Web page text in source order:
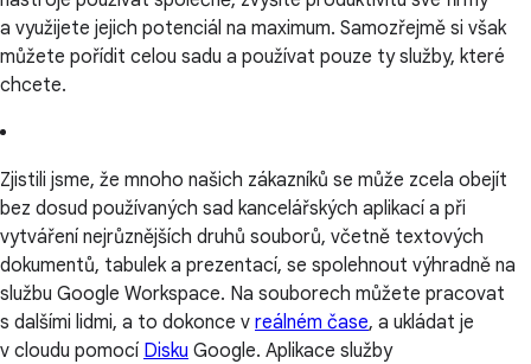
a využijete jejich potenciál na maximum. Samozřejmě si však
můžete pořídit celou sadu a používat pouze ty služby, které
chcete.
Zjistili jsme, že mnoho našich zákazníků se může zcela obejít
bez dosud používaných sad kancelářských aplikací a při
vytváření nejrůznějších druhů souborů, včetně textových
dokumentů, tabulek a prezentací, se spolehnout výhradně na
službu Google Workspace. Na souborech můžete pracovat
s dalšími lidmi, a to dokonce v reálném čase, a ukládat je
v cloudu pomocí Disku Google. Aplikace služby